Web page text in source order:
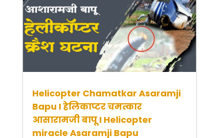
Helicopter Chamatkar Asaramji
Bapu I हेलिकाप्टर चमत्कार
आसारामजी बापू I Helicopter
miracle Asaramji Bapu